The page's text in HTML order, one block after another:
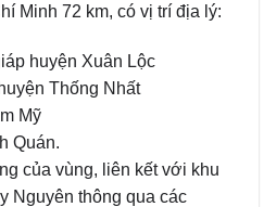
Minh 72 km, có vị trí địa lý:
huyện Xuân Lộc
Thống Nhất
Mỹ
Quán.
của vùng, liên kết với khu
Nguyên thông qua các